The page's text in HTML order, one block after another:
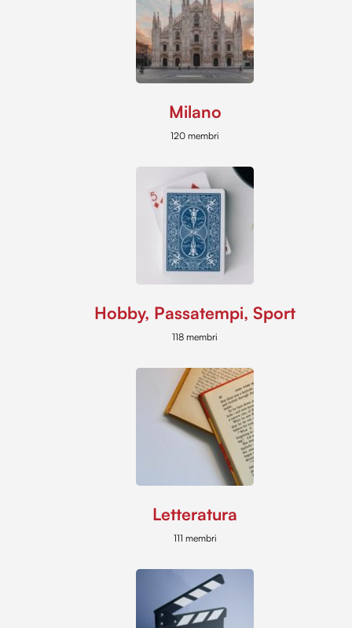
Milano
120 membri
Hobby, Passatempi, Sport
118 membri
Letteratura
111 membri